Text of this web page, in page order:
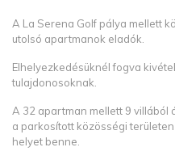
A La Serena Golf pálya mellett
utolsó apartmanok eladók.
Elhelyezkedésüknél fogva
tulajdonosoknak.
A 32 apartman mellett 9 villából
a parkosított közösségi
helyet benne.